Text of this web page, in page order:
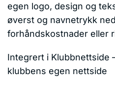
egen logo, design og
øverst og navnetrykk
forhåndskostnader eller
Integrert i Klubbnettside
klubbens egen nettside